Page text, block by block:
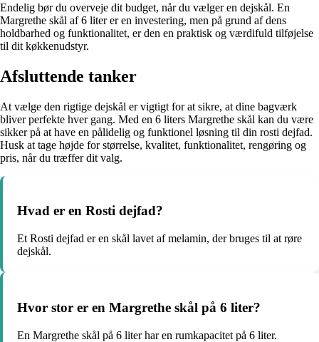
Endelig bør du overveje dit budget, når du vælger en dejskål. En
Margrethe skål af 6 liter er en investering, men på grund af dens
holdbarhed og funktionalitet, er den en praktisk og værdifuld tilføjelse
til dit køkkenudstyr.
Afsluttende tanker
At vælge den rigtige dejskål er vigtigt for at sikre, at dine bagværk
bliver perfekte hver gang. Med en 6 liters Margrethe skål kan du være
sikker på at have en pålidelig og funktionel løsning til din rosti dejfad.
Husk at tage højde for størrelse, kvalitet, funktionalitet, rengøring og
pris, når du træffer dit valg.
Hvad er en Rosti dejfad?
Et Rosti dejfad er en skål lavet af melamin, der bruges til at røre
dejskål.
Hvor stor er en Margrethe skål på 6 liter?
En Margrethe skål på 6 liter har en rumkapacitet på 6 liter.